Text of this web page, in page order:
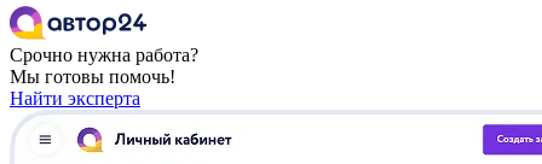
Срочно нужна работа?
Мы готовы помочь!
Найти эксперта